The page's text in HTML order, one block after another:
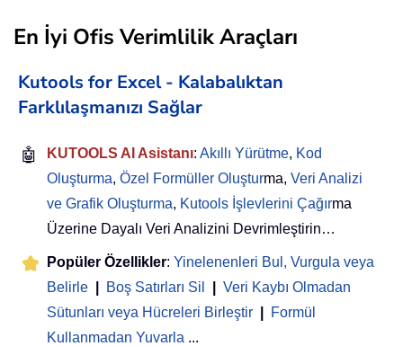
En İyi Ofis Verimlilik Araçları
Kutools for Excel - Kalabalıktan
Farklılaşmanızı Sağlar
🤖 KUTOOLS AI Asistanı: Akıllı Yürütme, Kod
Oluşturma, Özel Formüller Oluşturma, Veri Analizi
ve Grafik Oluşturma, Kutools İşlevlerini Çağırma
Üzerine Dayalı Veri Analizini Devrimleştirin…
Popüler Özellikler: Yinelenenleri Bul, Vurgula veya
Belirle
Boş Satırları Sil
Veri Kaybı Olmadan
Sütunları veya Hücreleri Birleştir
Formül
Kullanmadan Yuvarla ...